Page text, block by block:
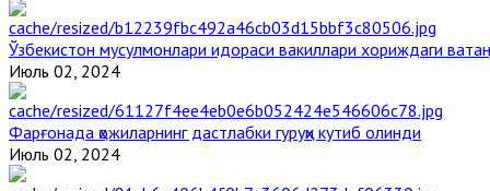
Ўзбекистон мусулмонлари идораси вакиллари хориждаги
Июль 02, 2024
Фарғонада ҳожиларнинг дастлабки гуруҳи кутиб олинди
Июль 02, 2024